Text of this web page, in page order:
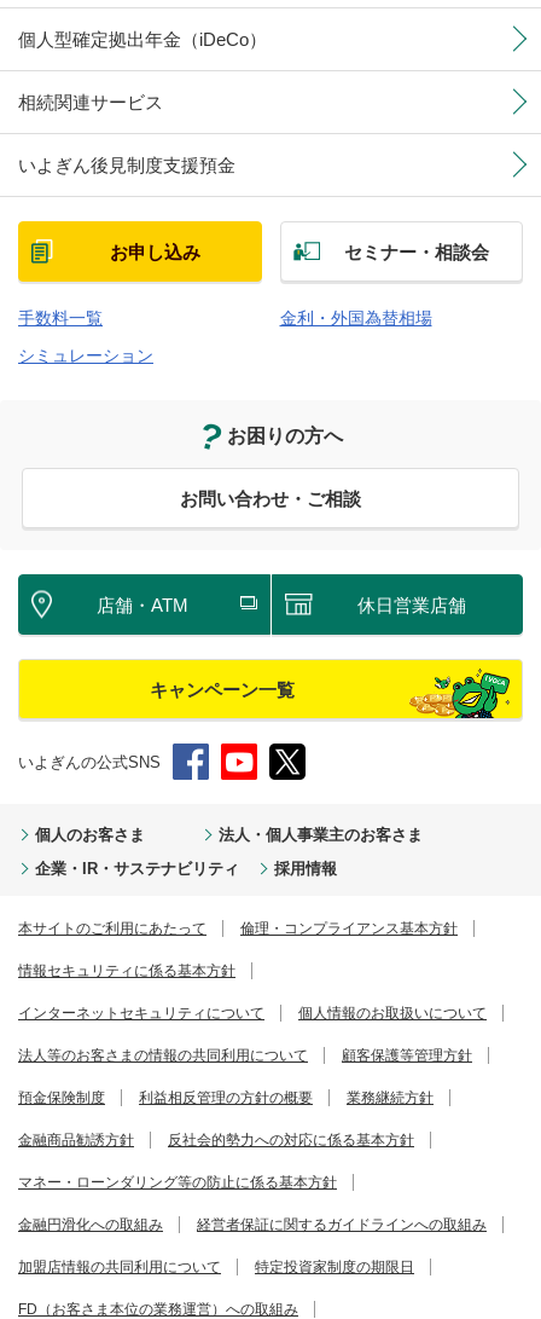
個人型確定拠出年金（iDeCo）
相続関連サービス
いよぎん後見制度支援預金
お申し込み セミナー・相談会
手数料一覧
金利・外国為替相場
シミュレーション
お困りの方へ
お問い合わせ・ご相談
店舗・ATM 休日営業店舗
キャンペーン一覧
いよぎんの公式SNS
個人のお客さま
法人・個人事業主のお客さま
企業・IR・サステナビリティ
採用情報
本サイトのご利用にあたって 倫理・コンプライアンス基本方針
情報セキュリティに係る基本方針
インターネットセキュリティについて 個人情報のお取扱いについて
法人等のお客さまの情報の共同利用について 顧客保護等管理方針
預金保険制度 利益相反管理の方針の概要 業務継続方針
金融商品勧誘方針 反社会的勢力への対応に係る基本方針
マネー・ローンダリング等の防止に係る基本方針
金融円滑化への取組み 経営者保証に関するガイドラインへの取組み
加盟店情報の共同利用について 特定投資家制度の期限日
FD（お客さま本位の業務運営）への取組み